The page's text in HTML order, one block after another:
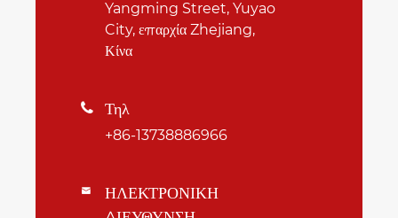
Yangming Street, Yuyao
City, επαρχία Zhejiang,
Κίνα
 Τηλ
+86-13738886966

ΗΛΕΚΤΡΟΝΙΚΗ